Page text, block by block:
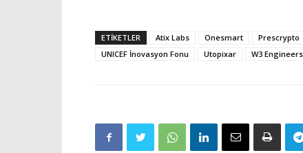
ETIKETLER Atix Labs Onesmart Prescrypto
UNICEF İnovasyon Fonu
Utopixar W3 Engineers